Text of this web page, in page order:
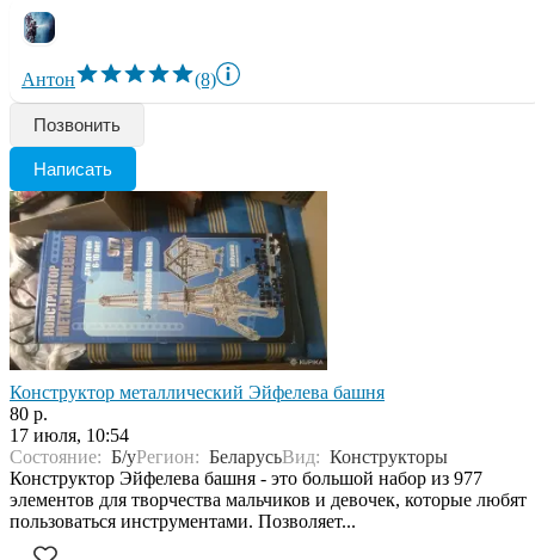
Антон (8)
Позвонить
Написать
Конструктор металлический Эйфелева башня
80 р.
17 июля, 10:54
Состояние: Б/уРегион: БеларусьВид: Конструкторы
Конструктор Эйфелева башня - это большой набор из 977
элементов для творчества мальчиков и девочек, которые любят
пользоваться инструментами. Позволяет...